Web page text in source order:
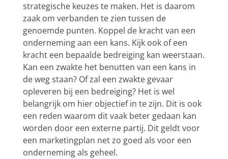
strategische keuzes te maken. Het is daarom
zaak om verbanden te zien tussen de
genoemde punten. Koppel de kracht van een
onderneming aan een kans. Kijk ook of een
kracht een bepaalde bedreiging kan weerstaan.
Kan een zwakte het benutten van een kans in
de weg staan? Of zal een zwakte gevaar
opleveren bij een bedreiging? Het is wel
belangrijk om hier objectief in te zijn. Dit is ook
een reden waarom dit vaak beter gedaan kan
worden door een externe partij. Dit geldt voor
een marketingplan net zo goed als voor een
onderneming als geheel.